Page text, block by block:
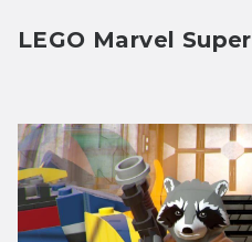
LEGO Marvel